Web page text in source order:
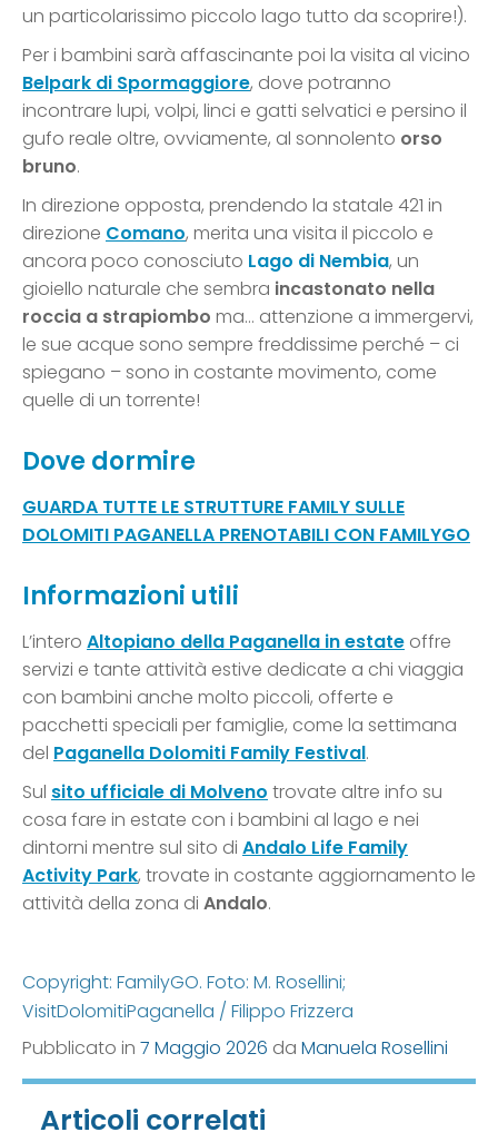
un particolarissimo piccolo lago tutto da scoprire!).
Per i bambini sarà affascinante poi la visita al vicino
Belpark di Spormaggiore, dove potranno
incontrare lupi, volpi, linci e gatti selvatici e persino il
gufo reale oltre, ovviamente, al sonnolento orso
bruno.
In direzione opposta, prendendo la statale 421 in
direzione Comano, merita una visita il piccolo e
ancora poco conosciuto Lago di Nembia, un
gioiello naturale che sembra incastonato nella
roccia a strapiombo ma… attenzione a immergervi,
le sue acque sono sempre freddissime perché – ci
spiegano – sono in costante movimento, come
quelle di un torrente!
Dove dormire
GUARDA TUTTE LE STRUTTURE FAMILY SULLE
DOLOMITI PAGANELLA PRENOTABILI CON FAMILYGO
Informazioni utili
L’intero Altopiano della Paganella in estate offre
servizi e tante attività estive dedicate a chi viaggia
con bambini anche molto piccoli, offerte e
pacchetti speciali per famiglie, come la settimana
del Paganella Dolomiti Family Festival.
Sul sito ufficiale di Molveno trovate altre info su
cosa fare in estate con i bambini al lago e nei
dintorni mentre sul sito di Andalo Life Family
Activity Park, trovate in costante aggiornamento le
attività della zona di Andalo.
Copyright: FamilyGO. Foto: M. Rosellini;
VisitDolomitiPaganella / Filippo Frizzera
Pubblicato in 7 Maggio 2026 da Manuela Rosellini
Articoli correlati